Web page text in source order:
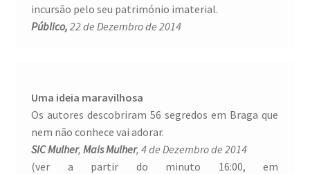
incursão pelo seu património imaterial.
Público, 22 de Dezembro de 2014
Uma ideia maravilhosa
Os autores descobriram 56 segredos em Braga que
nem não conhece vai adorar.
SIC Mulher,Mais Mulher, 4 de Dezembro de 2014
(ver a partir do minuto 16:00, em